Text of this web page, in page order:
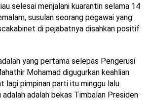
selesai menjalani kuarantin selama 14
susulan seorang pegawai yang
di pejabatnya disahkan positif
yang pertama selepas Pengerusi
Mohamad digugurkan keahlian
lagi pimpinan parti itu minggu lalu.
adalah bekas Timbalan Presiden